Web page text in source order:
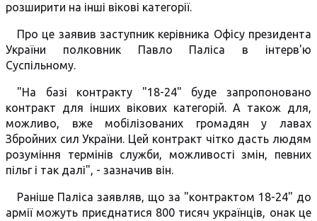
розширити на інші вікові категорії.
Про це заявив заступник керівника Офісу президента
України полковник Павло Паліса в інтерв'ю
Суспільному.
"На базі контракту "18-24" буде запропоновано
контракт для інших вікових категорій. А також для,
можливо, вже мобілізованих громадян у лавах
Збройних сил України. Цей контракт чітко дасть людям
розуміння термінів служби, можливості змін, певних
пільг і так далі", - зазначив він.
Раніше Паліса заявляв, що за "контрактом 18-24" до
армії можуть приєднатися 800 тисяч українців, онак це